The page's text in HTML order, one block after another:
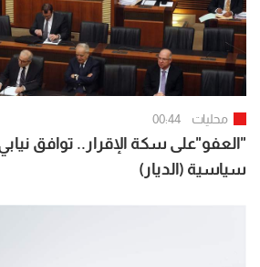
محليات 00:44
"العفو"على سكة الإقرار.. توافق
سياسية (الديار)